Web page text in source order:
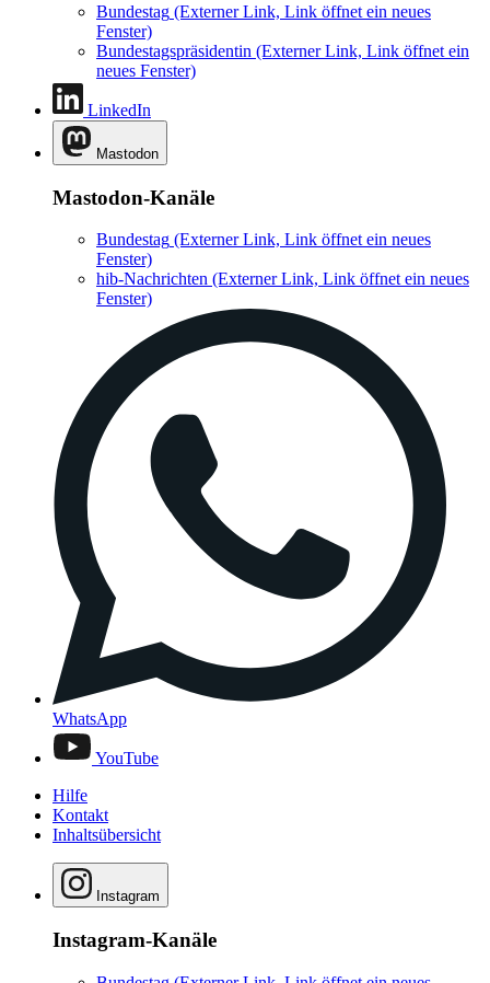
Bundestag (Externer Link, Link öffnet ein neues
Fenster)
Bundestagspräsidentin (Externer Link, Link öffnet ein
neues Fenster)
LinkedIn
Mastodon
Mastodon-Kanäle
Bundestag (Externer Link, Link öffnet ein neues
Fenster)
hib-Nachrichten (Externer Link, Link öffnet ein neues
Fenster)
WhatsApp
YouTube
Hilfe
Kontakt
Inhaltsübersicht
Instagram
Instagram-Kanäle